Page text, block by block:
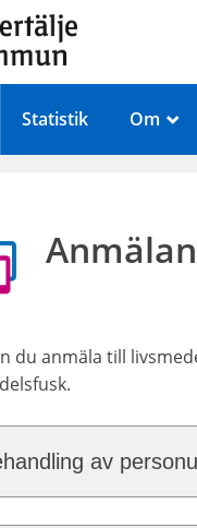
Statistik Om _
du anmäla till
av